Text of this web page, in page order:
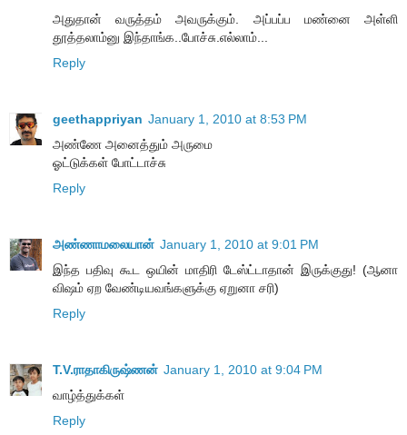
அதுதான் வருத்தம் அவருக்கும். அப்பப்ப மண்னை அள்ளி
தூத்தலாம்னு இந்தாங்க..போச்சு.எல்லாம்...
Reply
geethappriyan January 1, 2010 at 8:53 PM
அண்ணே அனைத்தும் அருமை
ஓட்டுக்கள் போட்டாச்சு
Reply
அண்ணாமலையான் January 1, 2010 at 9:01 PM
இந்த பதிவு கூட ஒயின் மாதிரி டேஸ்ட்டாதான் இருக்குது! (ஆனா
விஷம் ஏற வேண்டியவங்களுக்கு ஏறுனா சரி)
Reply
T.V.ராதாகிருஷ்ணன் January 1, 2010 at 9:04 PM
வாழ்த்துக்கள்
Reply